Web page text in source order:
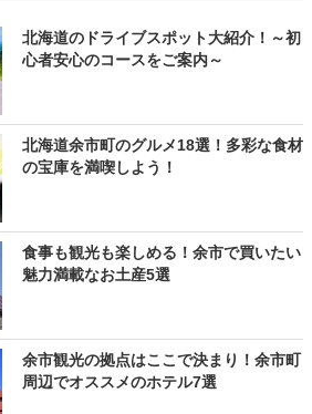
北海道のドライブスポット大紹介！～初
心者安心のコースをご案内～
北海道余市町のグルメ18選！多彩な食材
の宝庫を満喫しよう！
食事も観光も楽しめる！余市で買いたい
魅力満載なお土産5選
余市観光の拠点はここで決まり！余市町
周辺でオススメのホテル7選